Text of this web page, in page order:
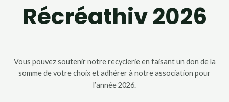
Récréathiv 2026
Vous pouvez soutenir notre recyclerie en faisant un don de la
somme de votre choix et adhérer à notre association pour
l’année 2026.